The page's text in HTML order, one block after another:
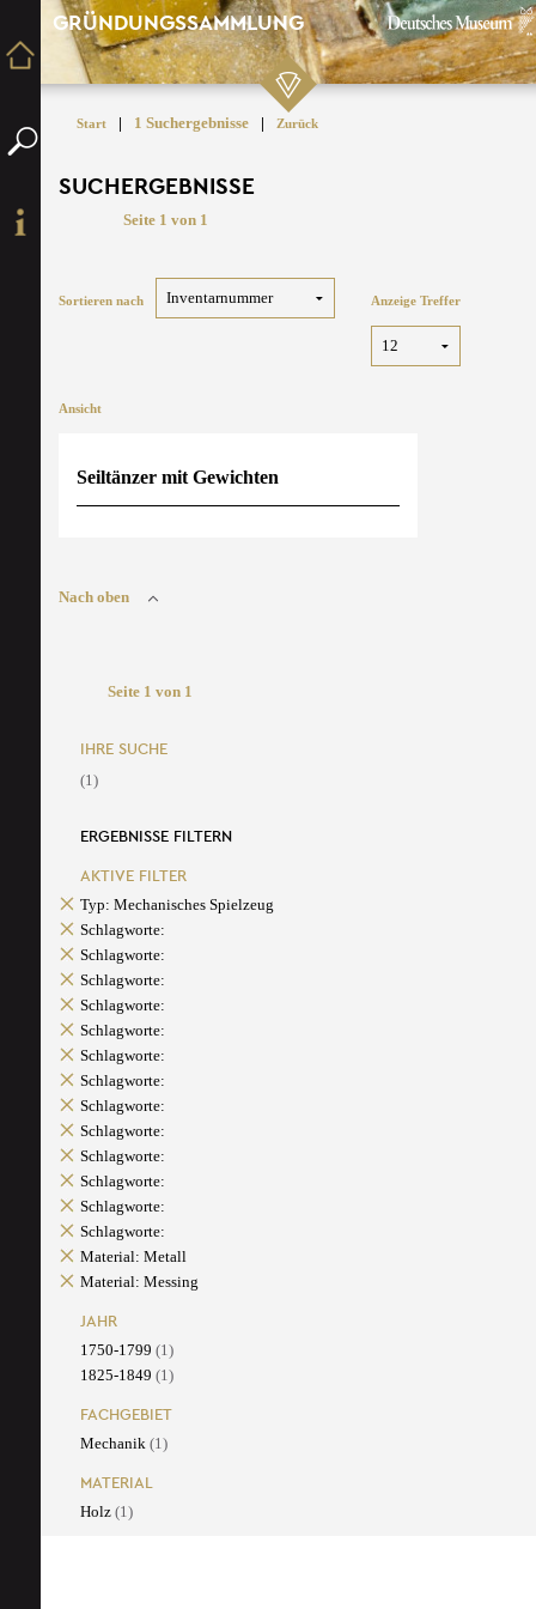
GRÜNDUNGSSAMMLUNG
Start | 1 Suchergebnisse | Zurück
SUCHERGEBNISSE
Seite 1 von 1
Sortieren nach Anzeige Treffer
Ansicht
Seiltänzer mit Gewichten
Nach oben
Seite 1 von 1
IHRE SUCHE
(1)
ERGEBNISSE FILTERN
AKTIVE FILTER
Typ: Mechanisches Spielzeug
Schlagworte:
Schlagworte:
Schlagworte:
Schlagworte:
Schlagworte:
Schlagworte:
Schlagworte:
Schlagworte:
Schlagworte:
Schlagworte:
Schlagworte:
Schlagworte:
Schlagworte:
Material: Metall
Material: Messing
JAHR
1750-1799 (1)
1825-1849 (1)
FACHGEBIET
Mechanik (1)
MATERIAL
Holz (1)